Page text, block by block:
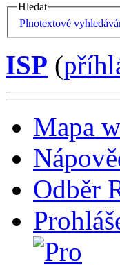
Hledat
Plnotextové
ISP (
Mapa
Odběr